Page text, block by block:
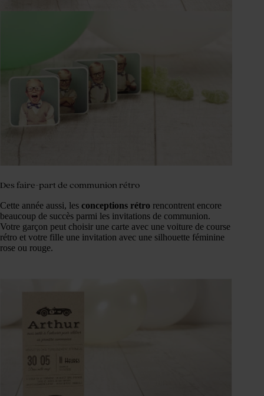
Des faire-part de communion rétro
Cette année aussi, les conceptions rétro rencontrent encore
beaucoup de succès parmi les invitations de communion.
Votre garçon peut choisir une carte avec une voiture de course
rétro et votre fille une invitation avec une silhouette féminine
rose ou rouge.